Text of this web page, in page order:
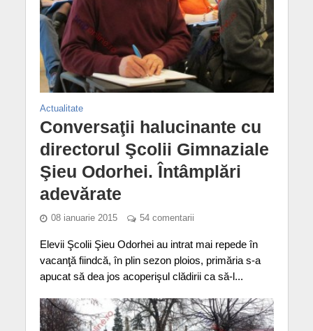
Actualitate
Conversaţii halucinante cu
directorul Şcolii Gimnaziale
Şieu Odorhei. Întâmplări
adevărate
08 ianuarie 2015 54 comentarii
Elevii Şcolii Şieu Odorhei au intrat mai repede în
vacanţă fiindcă, în plin sezon ploios, primăria s-a
apucat să dea jos acoperişul clădirii ca să-l...